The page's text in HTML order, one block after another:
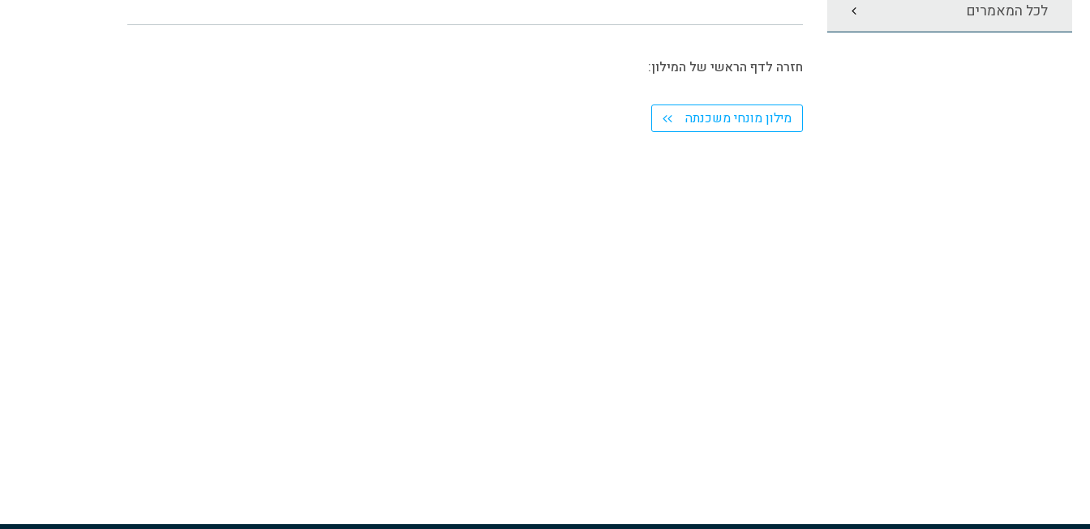
לכל המאמרים
חזרה לדף הראשי של המילון:
מילון מונחי משכנתה